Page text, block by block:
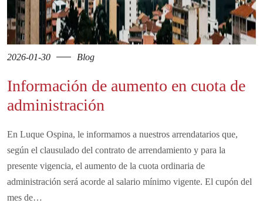
2026-01-30 Blog
Información de aumento en cuota de
administración
En Luque Ospina, le informamos a nuestros arrendatarios que,
según el clausulado del contrato de arrendamiento y para la
presente vigencia, el aumento de la cuota ordinaria de
administración será acorde al salario mínimo vigente. El cupón del
mes de…